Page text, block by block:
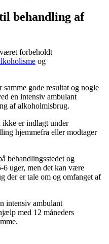
behandling af
været forbeholdt
og
gode resultat og nogle
en intensiv ambulant
af alkoholmisbrug.
ikke er indlagt under
hjemmefra eller modtager
behandlingsstedet og
6 uger, men det kan være
der er tale om og omfanget af
intensiv ambulant
med 12 måneders